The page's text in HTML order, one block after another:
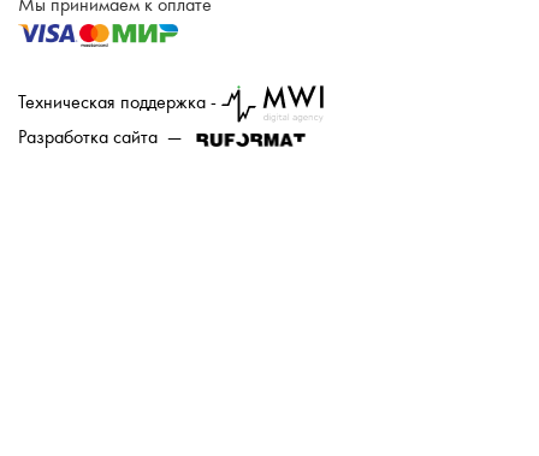
Мы принимаем к оплате
Техническая поддержка -
Разработка сайта —